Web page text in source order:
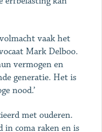
vaak het
Mark Delboo.
vermogen en
generatie. Het is
nood.’
met ouderen.
in coma raken en is